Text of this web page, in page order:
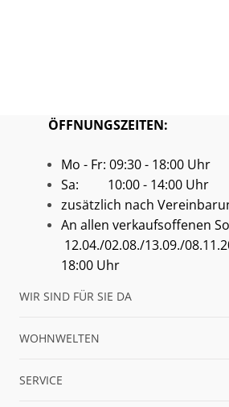
ÖFFNUNGSZEITEN:
Mo - Fr: 09:30 - 18:00 Uhr
Sa: 10:00 - 14:00 Uhr
zusätzlich nach
An allen verkaufsoffenen
12.04./02.08./13.09./
18:00 Uhr
WIR SIND FÜR SIE DA
WOHNWELTEN
SERVICE